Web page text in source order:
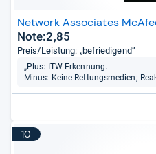
Network Associates
Note:2,85
Preis/Leistung: „befriedigend“
„Plus: ITW-Erkennung.
Minus: Keine Rettungsmedien;
10